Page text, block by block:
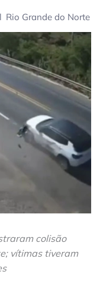
Rio Grande do Norte
colisão
vítimas tiveram